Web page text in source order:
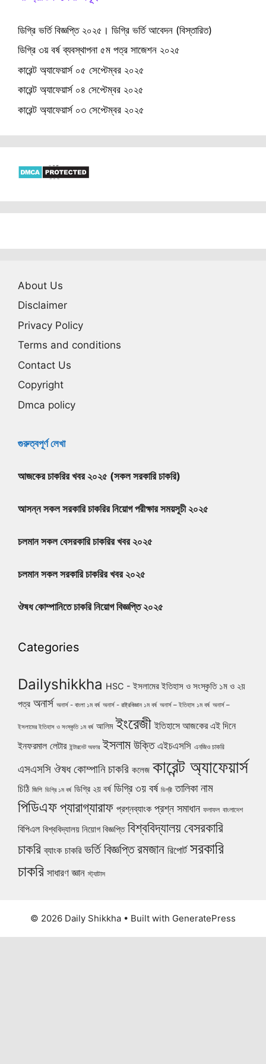
ডিগ্রি ভর্তি বিজ্ঞপ্তি ২০২৫। ডিগ্রি ভর্তি আবেদন (বিস্তারিত)
ডিগ্রি ৩য় বর্ষ ব্যবস্থাপনা ৫ম পত্র সাজেশন ২০২৫
কারেন্ট অ্যাফেয়ার্স ০৫ সেপ্টেম্বর ২০২৫
কারেন্ট অ্যাফেয়ার্স ০৪ সেপ্টেম্বর ২০২৫
কারেন্ট অ্যাফেয়ার্স ০৩ সেপ্টেম্বর ২০২৫
About Us
Disclaimer
Privacy Policy
Terms and conditions
Contact Us
Copyright
Dmca policy
গুরুত্বপূর্ণ লেখা
আজকের চাকরির খবর ২০২৫ (সকল সরকারি চাকরি)
আসন্ন সকল সরকারি চাকরির নিয়োগ পরীক্ষার সময়সূচী ২০২৫
চলমান সকল বেসরকারি চাকরির খবর ২০২৫
চলমান সকল সরকারি চাকরির খবর ২০২৫
ঔষধ কোম্পানিতে চাকরি নিয়োগ বিজ্ঞপ্তি ২০২৫
Categories
Dailyshikkha HSC - ইসলামের ইতিহাস ও সংস্কৃতি ১ম ও ২য়
পত্র অনার্স অনার্স - বাংলা ১ম বর্ষ অনার্স - রাষ্ট্রবিজ্ঞান ১ম বর্ষ অনার্স – ইতিহাস ১ম বর্ষ অনার্স –
ইসলামের ইতিহাস ও সংস্কৃতি ১ম বর্ষ আলিম ইংরেজী ইতিহাসে আজকের এই দিনে
ইনফরমাল লেটার ইন্টারনেট অফার ইসলাম উক্তি এইচএসসি এনজিও চাকরি
এসএসসি ঔষধ কোম্পানি চাকরি কলেজ কারেন্ট অ্যাফেয়ার্স
চিঠি জিপি ডিগ্রি ১ম বর্ষ ডিগ্রি ২য় বর্ষ ডিগ্রি ৩য় বর্ষ ডিগ্রী তালিকা নাম
পিডিএফপ্যারাগ্যারাফ প্রশ্নব্যাংক প্রশ্ন সমাধান ফলাফল বাংলাদেশ
বিপিএল বিশ্ববিদ্যালয় নিয়োগ বিজ্ঞপ্তি বিশ্ববিদ্যালয়বেসরকারি
চাকরি ব্যাংক চাকরি ভর্তি বিজ্ঞপ্তিরমজান রিপোর্ট সরকারি
চাকরি সাধারণ জ্ঞান স্ট্যাটাস
© 2026 Daily Shikkha • Built with GeneratePress